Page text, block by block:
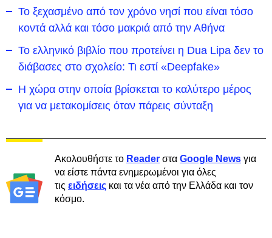
To ξεχασμένο από τον χρόνο νησί που είναι τόσο
κοντά αλλά και τόσο μακριά από την Αθήνα
Το ελληνικό βιβλίο που προτείνει η Dua Lipa δεν το
διάβασες στο σχολείο: Τι εστί «Deepfake»
Η χώρα στην οποία βρίσκεται το καλύτερο μέρος
για να μετακομίσεις όταν πάρεις σύνταξη
Ακολουθήστε το Reader στα Google News για
να είστε πάντα ενημερωμένοι για όλες
τις ειδήσεις και τα νέα από την Ελλάδα και τον
κόσμο.